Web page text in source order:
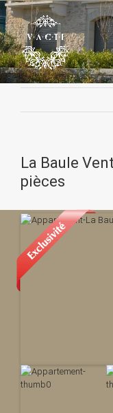
Passer
au
contenu
La Baule
pièces